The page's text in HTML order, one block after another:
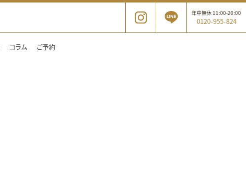
年中無休 11:00-20:00
0120-955-824
コラム ご予約